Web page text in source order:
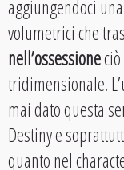
aggiungendoci
volumetrici che
nell’ossessione
tridimensionale.
mai dato questa
Destiny e
quanto nel